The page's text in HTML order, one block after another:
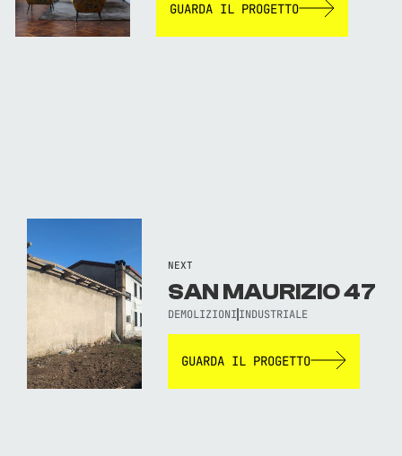
GUARDA IL PROGETTO
NEXT
SAN MAURIZIO 47
DEMOLIZIONI INDUSTRIALE
GUARDA IL PROGETTO